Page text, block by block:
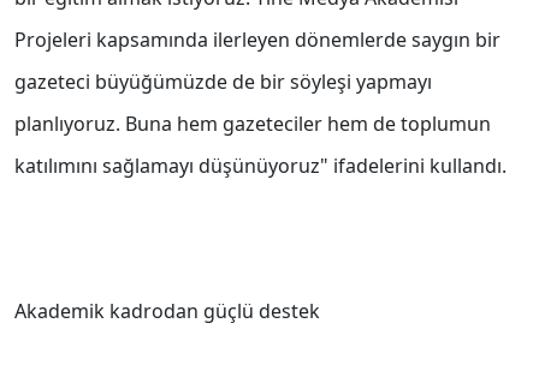
Projeleri kapsamında ilerleyen dönemlerde saygın bir
gazeteci büyüğümüzde de bir söyleşi yapmayı
planlıyoruz. Buna hem gazeteciler hem de toplumun
katılımını sağlamayı düşünüyoruz" ifadelerini kullandı.
Akademik kadrodan güçlü destek